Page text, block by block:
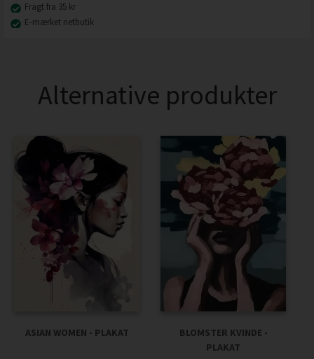
Fragt fra 35 kr
E-mærket netbutik
Alternative produkter
ASIAN WOMEN - PLAKAT
BLOMSTER KVINDE -
PLAKAT